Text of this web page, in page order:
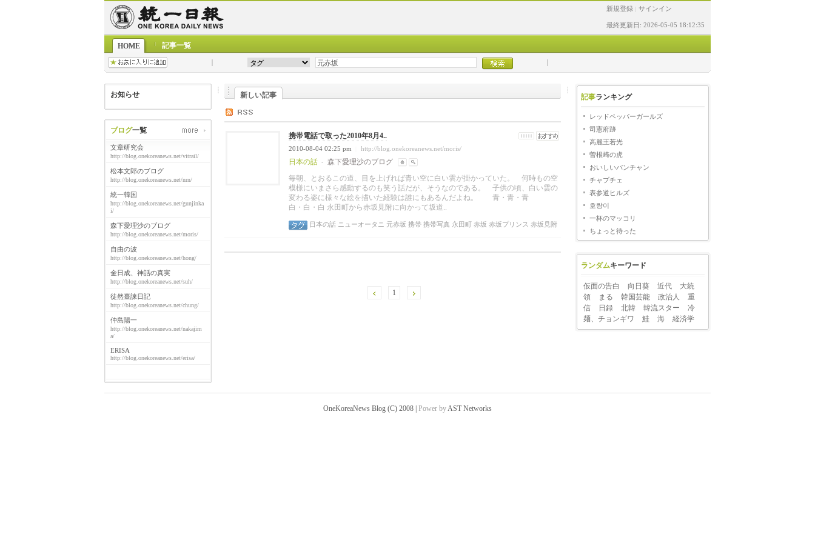
新規登録 サインイン
最終更新日: 2026-05-05 18:12:35
HOME 記事一覧
お知らせ
ブログ一覧
文章研究会
http://blog.onekoreanews.net/vitrail/
松本文郎のブログ
http://blog.onekoreanews.net/nrn/
統一韓国
http://blog.onekoreanews.net/gunjinka
i/
森下愛理沙のブログ
http://blog.onekoreanews.net/moris/
自由の波
http://blog.onekoreanews.net/hong/
金日成、神話の真実
http://blog.onekoreanews.net/suh/
徒然臺諫日記
http://blog.onekoreanews.net/chung/
仲島陽一
http://blog.onekoreanews.net/nakajim
a/
ERISA
http://blog.onekoreanews.net/erisa/
新しい記事
携帯電話で取った2010年8月4..
2010-08-04 02:25 pm http://blog.onekoreanews.net/moris/
日本の話 -
森下愛理沙のブログ
毎朝、とおるこの道、目を上げれば青い空に白い雲が掛かっていた。 何時もの空
模様にいまさら感動するのも笑う話だが、そうなのである。 子供の頃、白い雲の
変わる姿に様々な絵を描いた経験は誰にもあるんだよね。 青・青・青
白・白・白 永田町から赤坂見附に向かって坂道..
日本の話 ニューオータニ 元赤坂 携帯 携帯写真 永田町 赤坂 赤坂プリンス 赤坂見附
1
記事ランキング
レッドペッパーガールズ
司憲府跡
高麗王若光
曽根崎の虎
おいしいパンチャン
チャプチェ
表参道ヒルズ
호랑이
一杯のマッコリ
ちょっと待った
ランダムキーワード
仮面の告白 向日葵 近代
大統
領
まる 韓国芸能 政治人
重
信
日録 北韓 韓流スター
冷
麺、チョンギワ
鮭 海 経済学
OneKoreaNews Blog (C) 2008 | Power byAST Networks